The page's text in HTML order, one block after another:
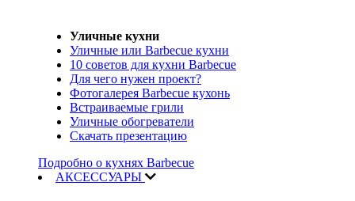
Уличные кухни
Уличные или Barbecue кухни
10 советов для кухни Barbecue
Для чего нужен проект?
Фотогалерея Barbecue кухонь
Встраиваемые грили
Уличные обогреватели
Скачать презентацию
Подробно о кухнях Barbecue
АКСЕССУАРЫ